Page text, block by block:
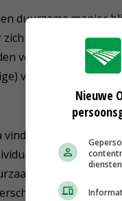
duurzame manier
onderscheiden
voor
voordelen van de
dat de
en dat het
vermogen
Nieuwe
diensten